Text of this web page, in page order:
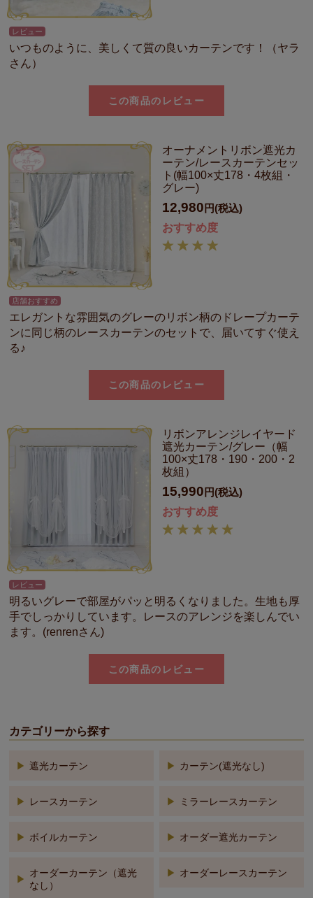
レビュー
いつものように、美しくて質の良いカーテンです！（ヤラ
さん）
この商品のレビュー
オーナメントリボン遮光カ
ーテン/レースカーテンセッ
ト(幅100×丈178・4枚組・
グレー)
12,980 円(税込)
おすすめ度
店舗おすすめ
エレガントな雰囲気のグレーのリボン柄のドレープカーテ
ンに同じ柄のレースカーテンのセットで、届いてすぐ使え
る♪
この商品のレビュー
リボンアレンジレイヤード
遮光カーテン/グレー（幅
100×丈178・190・200・2
枚組）
15,990 円(税込)
おすすめ度
レビュー
明るいグレーで部屋がパッと明るくなりました。生地も厚
手でしっかりしています。レースのアレンジを楽しんでい
ます。(renrenさん)
この商品のレビュー
カテゴリーから探す
遮光カーテン カーテン(遮光なし)
レースカーテン ミラーレースカーテン
ボイルカーテン オーダー遮光カーテン
オーダーカーテン（遮光
なし）
オーダーレースカーテン